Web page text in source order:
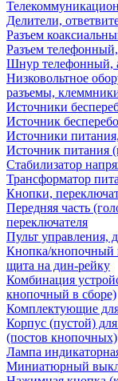
Делители,
Разъем
Разъем
Шнур телефонный,
Низковольтное
разъемы,
Источники
Источник
Источники
Источник питания
Стабилизатор
Трансформатор
Кнопки,
Передняя часть
переключателя
Пульт управления,
Кнопка/кнопочный
щита на дин-рейку
Комбинация
кнопочный в сборе)
Комплектующие
Корпус (пустой)
(постов кнопочных)
Лампа
Миниатюрный